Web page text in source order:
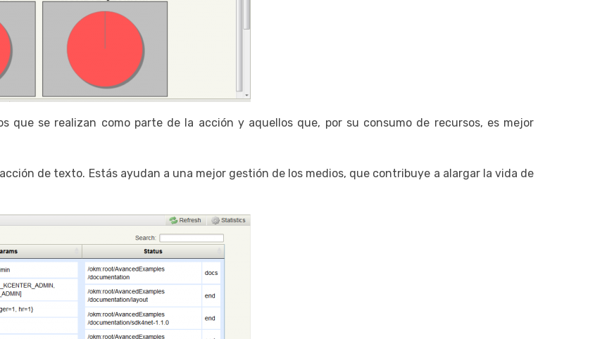
que se realizan como parte de la acción y aquellos que, por su consumo de recursos, es mejor
de texto. Estás ayudan a una mejor gestión de los medios, que contribuye a alargar la vida de